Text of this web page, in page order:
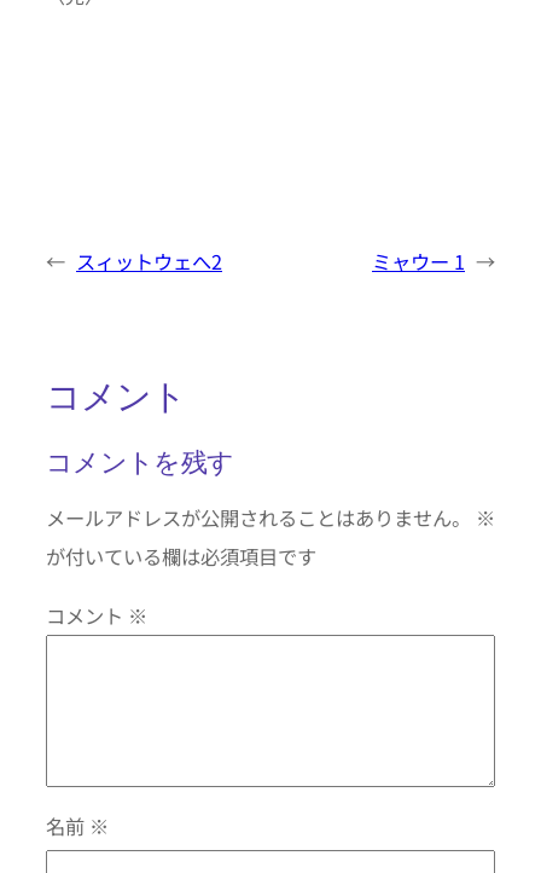
← スィットウェへ2 ミャウー 1 →
コメント
コメントを残す
メールアドレスが公開されることはありません。
※
が付いている欄は必須項目です
コメント ※
名前 ※